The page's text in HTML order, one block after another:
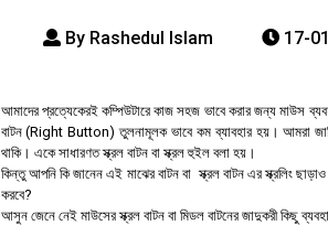
By Rashedul Islam 17-
আমাদের প্রত্যেকেরই কম্পিউটারে কাজ সহজ ভাবে করার জন্য মাউস
বাটন (Right Button) তুলনামূলক ভাবে কম ব্যাবহার হয়। আমরা
থাকি। একে সাধারণত স্ক্রল বাটন বা স্ক্রল হুইল বলা হয়।
কিন্তু আপনি কি জানেন এই মাঝের বাটন বা স্ক্রল বাটন এর স্ক্রলিং
করবে?
আসুন জেনে নেই মাউসের স্ক্রল বাটন বা মিডল বাটনের জাদুকরী কিছু